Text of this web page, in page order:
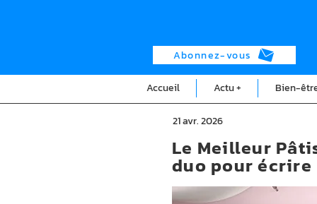
Abonnez-vous
Accueil Actu + Bien-
21 avr. 2026
Le Meilleur
duo pour